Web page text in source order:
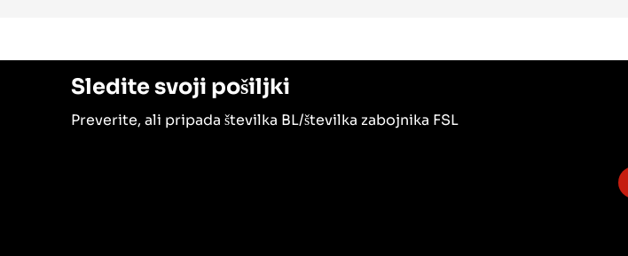
Sledite svoji pošiljki
Preverite, ali pripada številka BL/številka zabojnika FSL